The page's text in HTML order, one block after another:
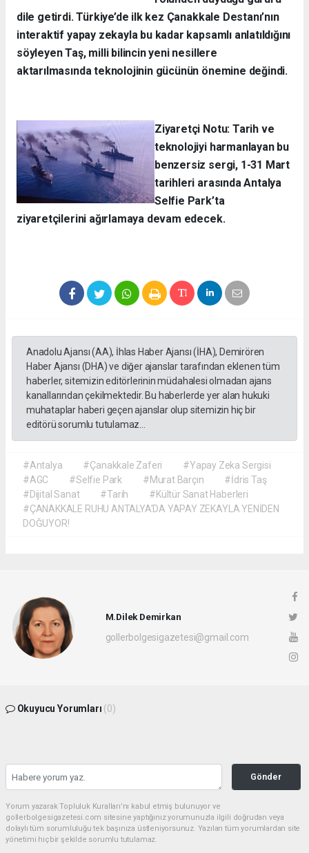
dile getirdi. Türkiye’de ilk kez Çanakkale Destanı’nın
interaktif yapay zekayla bu kadar kapsamlı anlatıldığını
söyleyen Taş, milli bilincin yeni nesillere
aktarılmasında teknolojinin gücünün önemine değindi.
Ziyaretçi Notu: Tarih ve
teknolojiyi harmanlayan bu
benzersiz sergi, 1-31 Mart
tarihleri arasında Antalya
Selfie Park’ta
ziyaretçilerini ağırlamaya devam edecek.
Anadolu Ajansı (AA), İhlas Haber Ajansı (İHA), Demirören
Haber Ajansı (DHA) ve diğer ajanslar tarafından eklenen tüm
haberler, sitemizin editörlerinin müdahalesi olmadan ajans
kanallarından çekilmektedir. Bu haberlerde yer alan hukuki
muhataplar haberi geçen ajanslar olup sitemizin hiç bir
editörü sorumlu tutulamaz...
#Antalya #Çanakkale Zaferi
#Yapay Zeka Sergisi
#AGC
#Selfie Park #Murat Barçın
#İdris Taş
#Dijital Sanat
#Tarih
#Kültür Sanat Haberleri
#ÇANAKKALE RUHU ANTALYA’DA YAPAY ZEKAYLA YENİDEN
DOĞUYOR!
M.Dilek Demirkan
gollerbolgesigazetesi@gmail.com
Okuyucu Yorumları (0)
Gönder
Yorum yazarak Topluluk Kuralları’nı kabul etmiş bulunuyor ve
gollerbolgesigazetesi.com sitesine yaptığınız yorumunuzla ilgili doğrudan veya
dolaylı tüm sorumluluğu tek başınıza üstleniyorsunuz. Yazılan tüm yorumlardan site
yönetimi hiçbir şekilde sorumlu tutulamaz.